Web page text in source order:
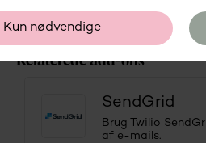
Relaterede add-ons
SendGrid
Brug Twilio
af e-mails.